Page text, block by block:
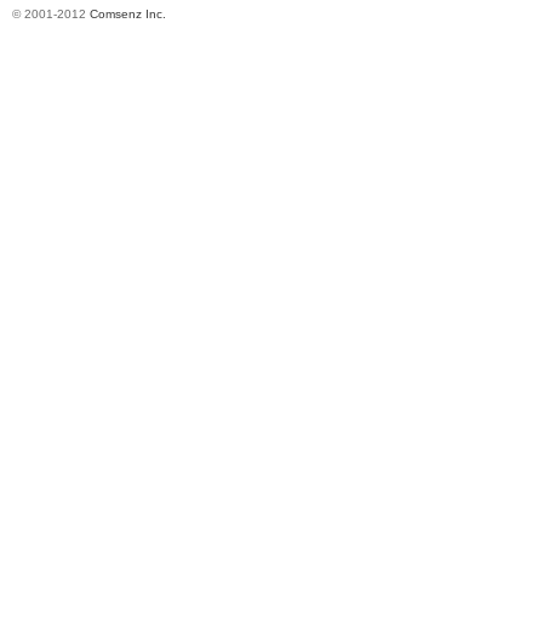
© 2001-2012 Comsenz Inc.